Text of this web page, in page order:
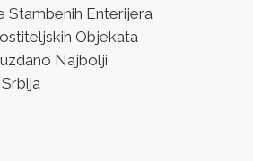
Stambenih Enterijera
Objekata
Najbolji